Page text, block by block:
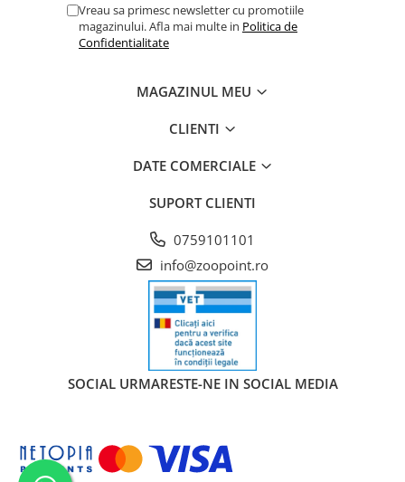
Vreau sa primesc newsletter cu promotiile
magazinului. Afla mai multe in Politica de
Confidentialitate
MAGAZINUL MEU
CLIENTI
DATE COMERCIALE
SUPORT CLIENTI
0759101101
info@zoopoint.ro
SOCIAL URMARESTE-NE IN SOCIAL MEDIA